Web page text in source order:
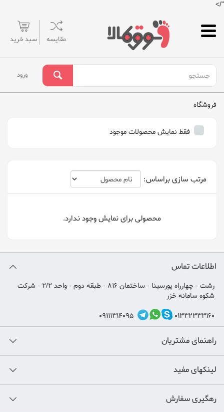
"/>
مقایسه سبد خرید
ورود
فروشگاه
فقط نمایش محصولات موجود
مرتب سازی براساس:
محصولی برای نمایش وجود ندارد.
اطلاعات تماس
رشت - چهارراه پورسینا - ساختمان 816 - طبقه دوم - واحد 2/2 - شرکت
شکوه سامانه خزر
01332333160
09111314095
راهنمای مشتریان
لینکهای مفید
رهگیری سفارش